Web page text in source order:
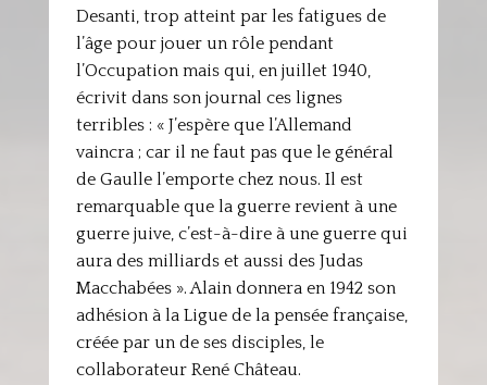
Desanti, trop atteint par les fatigues de
l’âge pour jouer un rôle pendant
l’Occupation mais qui, en juillet 1940,
écrivit dans son journal ces lignes
terribles : « J’espère que l’Allemand
vaincra ; car il ne faut pas que le général
de Gaulle l’emporte chez nous. Il est
remarquable que la guerre revient à une
guerre juive, c’est-à-dire à une guerre qui
aura des milliards et aussi des Judas
Macchabées ». Alain donnera en 1942 son
adhésion à la Ligue de la pensée française,
créée par un de ses disciples, le
collaborateur René Château.